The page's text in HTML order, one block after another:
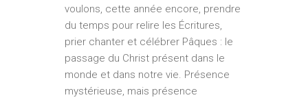
voulons, cette année encore, prendre
du temps pour relire les Écritures,
prier chanter et célébrer Pâques : le
passage du Christ présent dans le
monde et dans notre vie. Présence
mystérieuse, mais présence